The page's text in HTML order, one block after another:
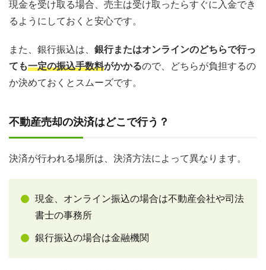
現金を受け取る場合、売主は受け取ったらすぐに入金でき
るようにしておくと安心です。
また、銀行振込は、 銀行またはオンラインのどちらで行っ
ても一定の振込手数料がかかるので、どちらが負担するの
か決めておくとスムーズです。
不動産売却の決済はどこで行う？
決済が行われる場所は、決済方法によって異なります。
現金、オンライン振込の場合は不動産会社や司法
書士の事務所
銀行振込の場合は金融機関